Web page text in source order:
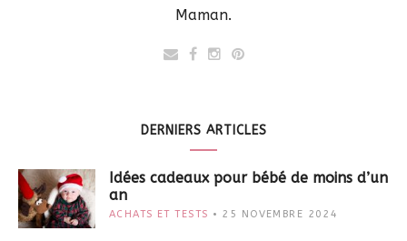
Maman.
DERNIERS ARTICLES
Idées cadeaux pour bébé de moins d’un
an
ACHATS ET TESTS 25 NOVEMBRE 2024